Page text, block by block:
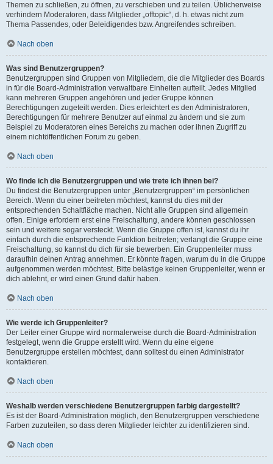
Themen zu schließen, zu öffnen, zu verschieben und zu teilen. Üblicherweise
verhindern Moderatoren, dass Mitglieder „offtopic“, d. h. etwas nicht zum
Thema Passendes, oder Beleidigendes bzw. Angreifendes schreiben.
Nach oben
Was sind Benutzergruppen?
Benutzergruppen sind Gruppen von Mitgliedern, die die Mitglieder des Boards
in für die Board-Administration verwaltbare Einheiten aufteilt. Jedes Mitglied
kann mehreren Gruppen angehören und jeder Gruppe können
Berechtigungen zugeteilt werden. Dies erleichtert es den Administratoren,
Berechtigungen für mehrere Benutzer auf einmal zu ändern und sie zum
Beispiel zu Moderatoren eines Bereichs zu machen oder ihnen Zugriff zu
einem nichtöffentlichen Forum zu geben.
Nach oben
Wo finde ich die Benutzergruppen und wie trete ich ihnen bei?
Du findest die Benutzergruppen unter „Benutzergruppen“ im persönlichen
Bereich. Wenn du einer beitreten möchtest, kannst du dies mit der
entsprechenden Schaltfläche machen. Nicht alle Gruppen sind allgemein
offen. Einige erfordern erst eine Freischaltung, andere können geschlossen
sein und weitere sogar versteckt. Wenn die Gruppe offen ist, kannst du ihr
einfach durch die entsprechende Funktion beitreten; verlangt die Gruppe eine
Freischaltung, so kannst du dich für sie bewerben. Ein Gruppenleiter muss
daraufhin deinen Antrag annehmen. Er könnte fragen, warum du in die Gruppe
aufgenommen werden möchtest. Bitte belästige keinen Gruppenleiter, wenn er
dich ablehnt, er wird einen Grund dafür haben.
Nach oben
Wie werde ich Gruppenleiter?
Der Leiter einer Gruppe wird normalerweise durch die Board-Administration
festgelegt, wenn die Gruppe erstellt wird. Wenn du eine eigene
Benutzergruppe erstellen möchtest, dann solltest du einen Administrator
kontaktieren.
Nach oben
Weshalb werden verschiedene Benutzergruppen farbig dargestellt?
Es ist der Board-Administration möglich, den Benutzergruppen verschiedene
Farben zuzuteilen, so dass deren Mitglieder leichter zu identifizieren sind.
Nach oben